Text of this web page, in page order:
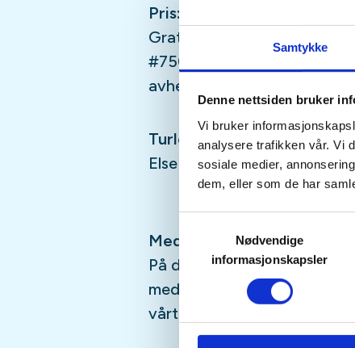
Samtykke
Denne nettsiden bruker
Vi bruker
analysere trafikken vår. Vi
sosiale medier,
dem, eller som de har
Nødvendige
informasjonskapsler
Pris:
Gratis for medlemmer, kr 40
#750011 (merket: Alle
avhenger av hvor langt en
Turledere:
Else Nygård, 918, 27 892,
Medlemskap i DNT
På denne turen er det
medlemmer. Vi oppfordrer
vårt arbeid med å få flere ut